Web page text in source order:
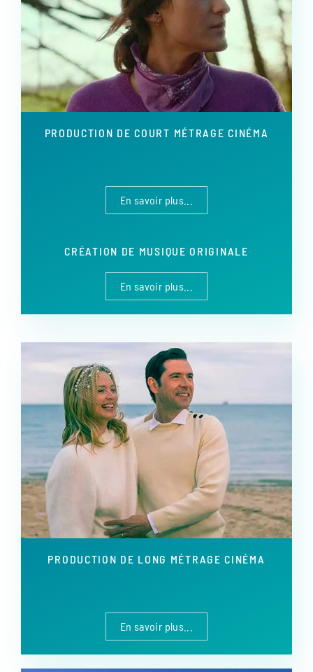
PRODUCTION DE COURT MÉTRAGE CINÉMA
En savoir plus...
CRÉATION DE MUSIQUE ORIGINALE
En savoir plus...
PRODUCTION DE LONG MÉTRAGE CINÉMA
En savoir plus...